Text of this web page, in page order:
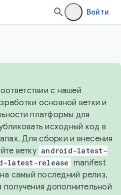
Войти
с нашей
основной ветки и
платформы для
исходный код в
Для сборки и внесения
ветку android-latest-
latest-release manifest
самый последний релиз,
дополнительной